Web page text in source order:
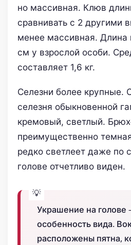
но массивная. Клюв
сравнивать с 2 другими
менее массивная.
см у взрослой особи.
составляет 1,6 кг.
Селезни более крупные.
селезня обыкновенной
кремовый, светлый.
преимущественно
редко светлеет даже по
голове отчетливо виден.
Украшение на голове
особенность вида.
расположены пятна,